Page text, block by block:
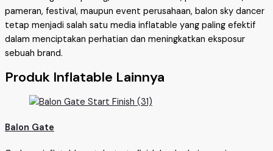
pameran, festival, maupun event perusahaan, balon sky dancer
tetap menjadi salah satu media inflatable yang paling efektif
dalam menciptakan perhatian dan meningkatkan eksposur
sebuah brand.
Produk Inflatable Lainnya
Balon Gate